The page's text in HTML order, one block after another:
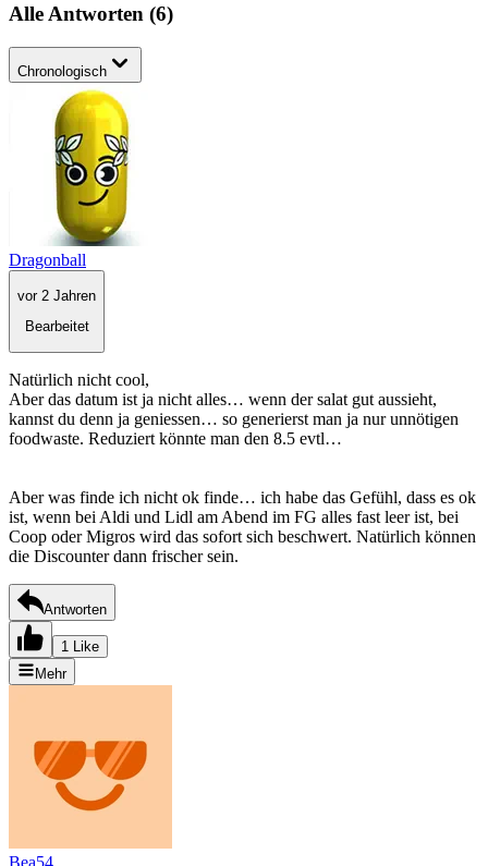
Alle Antworten (6)
Chronologisch
Dragonball
vor 2 Jahren
Bearbeitet
Natürlich nicht cool,
Aber das datum ist ja nicht alles… wenn der salat gut aussieht,
kannst du denn ja geniessen… so generierst man ja nur unnötigen
foodwaste. Reduziert könnte man den 8.5 evtl…
Aber was finde ich nicht ok finde… ich habe das Gefühl, dass es ok
ist, wenn bei Aldi und Lidl am Abend im FG alles fast leer ist, bei
Coop oder Migros wird das sofort sich beschwert. Natürlich können
die Discounter dann frischer sein.
Antworten
1 Like
Mehr
Bea54